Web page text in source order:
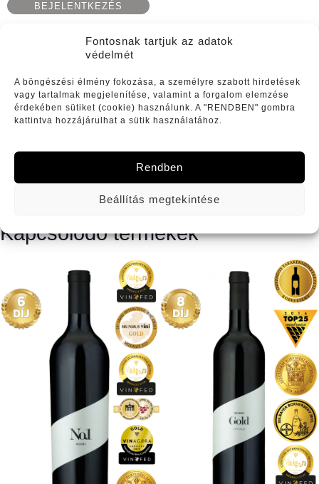
Fontosnak tartjuk az adatok
védelmét
A böngészési élmény fokozása, a személyre szabott hirdetések
vagy tartalmak megjelenítése, valamint a forgalom elemzése
érdekében sütiket (cookie) használunk. A "RENDBEN" gombra
kattintva hozzájárulhat a sütik használatához.
Rendben
Beállítás megtekintése
BEJELENTKEZÉS
REGISZTRÁCIÓ
Leírás
Kapcsolódó termékek